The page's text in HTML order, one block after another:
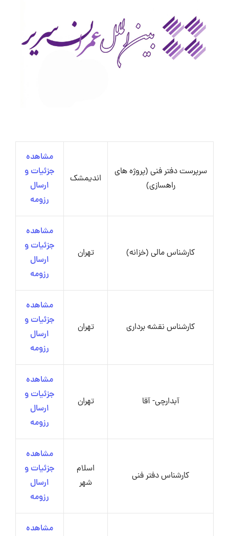
سرپرست دفتر فنی (پروژه های
راهسازی)
اندیمشک
مشاهده
جزئیات و
ارسال
رزومه
کارشناس مالی (خزانه) تهران
مشاهده
جزئیات و
ارسال
رزومه
کارشناس نقشه برداری تهران
مشاهده
جزئیات و
ارسال
رزومه
آبدارچی- آقا تهران
مشاهده
جزئیات و
ارسال
رزومه
کارشناس دفتر فنی
اسلام
شهر
مشاهده
جزئیات و
ارسال
رزومه
مشاهده